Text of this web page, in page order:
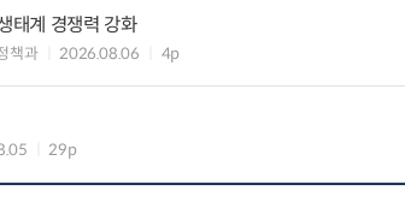
태계 경쟁력 강화
책과 2026.08.06 4p
29p